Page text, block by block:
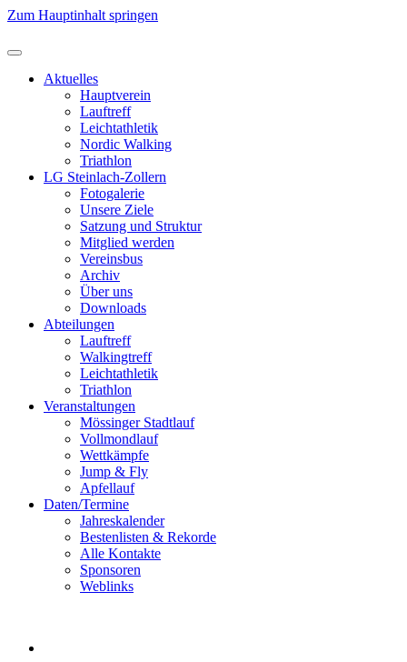
Zum Hauptinhalt springen
Aktuelles
Hauptverein
Lauftreff
Leichtathletik
Nordic Walking
Triathlon
LG Steinlach-Zollern
Fotogalerie
Unsere Ziele
Satzung und Struktur
Mitglied werden
Vereinsbus
Archiv
Über uns
Downloads
Abteilungen
Lauftreff
Walkingtreff
Leichtathletik
Triathlon
Veranstaltungen
Mössinger Stadtlauf
Vollmondlauf
Wettkämpfe
Jump & Fly
Apfellauf
Daten/Termine
Jahreskalender
Bestenlisten & Rekorde
Alle Kontakte
Sponsoren
Weblinks